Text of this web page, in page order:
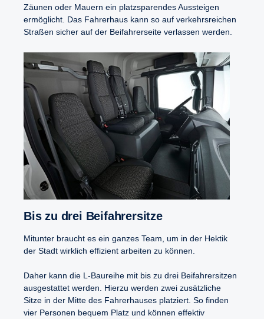
Zäunen oder Mauern ein platzsparendes Aussteigen
ermöglicht. Das Fahrerhaus kann so auf verkehrsreichen
Straßen sicher auf der Beifahrerseite verlassen werden.
Bis zu drei Beifah­rer­sitze
Mitunter braucht es ein ganzes Team, um in der Hektik
der Stadt wirklich effizient arbeiten zu können.
Daher kann die L-Baureihe mit bis zu drei Beifahrersitzen
ausgestattet werden. Hierzu werden zwei zusätzliche
Sitze in der Mitte des Fahrerhauses platziert. So finden
vier Personen bequem Platz und können effektiv